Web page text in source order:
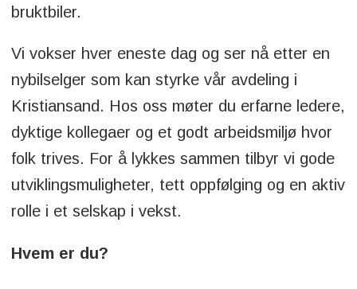
bruktbiler.
Vi vokser hver eneste dag og ser nå etter en
nybilselger som kan styrke vår avdeling i
Kristiansand. Hos oss møter du erfarne ledere,
dyktige kollegaer og et godt arbeidsmiljø hvor
folk trives. For å lykkes sammen tilbyr vi gode
utviklingsmuligheter, tett oppfølging og en aktiv
rolle i et selskap i vekst.
Hvem er du?